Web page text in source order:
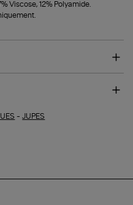
Viscose, 12% Polyamide.
-JUPES